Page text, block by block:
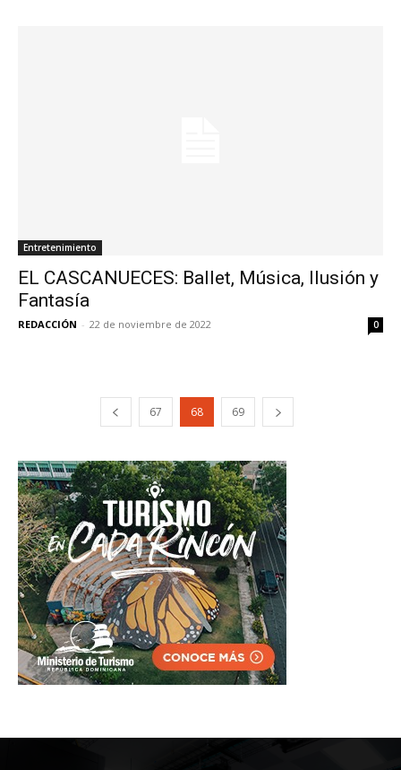
Entretenimiento
EL CASCANUECES: Ballet, Música, Ilusión y
Fantasía
REDACCIÓN - 22 de noviembre de 2022 0
67 68 69